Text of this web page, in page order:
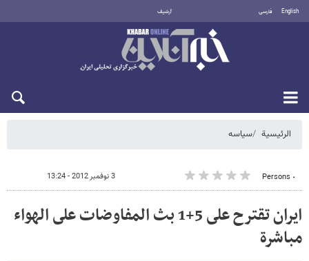
English فارسی أرشيف
الرئيسية سیاسه
٠ Persons 3 نوفمبر 2012 - 13:24
ایران تقترح على 5+1 بث المفاوضات على الهواء
مباشرة